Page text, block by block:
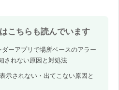
こちらも読んでいます
ダーアプリで場所ベースのアラー
されない原因と対処法
示されない・出てこない原因と